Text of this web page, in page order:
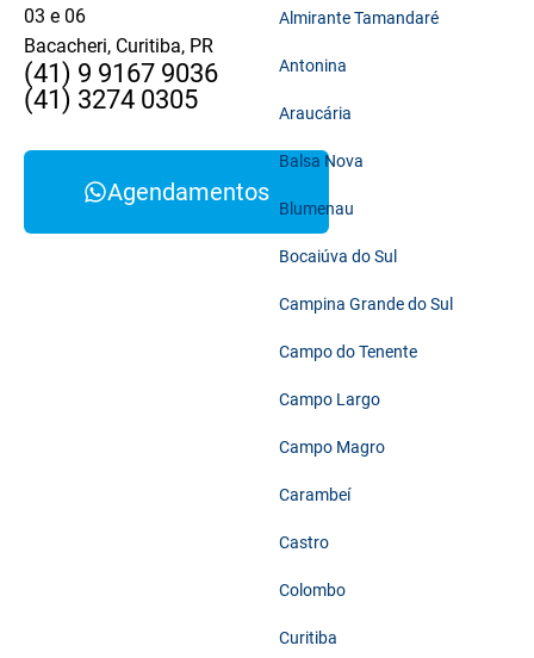
03 e 06
Bacacheri, Curitiba, PR
(41) 9 9167 9036
(41) 3274 0305
Agendamentos
Almirante Tamandaré
Antonina
Araucária
Balsa Nova
Blumenau
Bocaiúva do Sul
Campina Grande do Sul
Campo do Tenente
Campo Largo
Campo Magro
Carambeí
Castro
Colombo
Curitiba